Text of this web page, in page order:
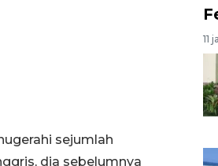
sejumlah
dia sebelumnya
11